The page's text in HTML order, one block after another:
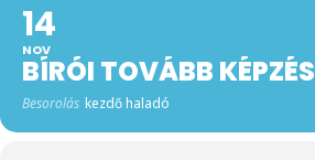
14
NOV
BÍRÓI TOVÁBB KÉPZÉS
Besorolás kezdő haladó